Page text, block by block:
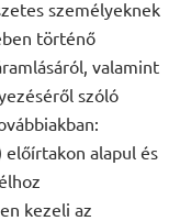
személyeknek
történő
valamint
szóló
alapul és
kezeli az